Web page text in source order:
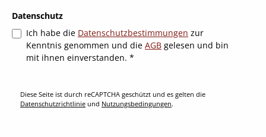
Datenschutz
Ich habe die Datenschutzbestimmungen zur
Kenntnis genommen und die AGB gelesen und bin
mit ihnen einverstanden. *
Diese Seite ist durch reCAPTCHA geschützt und es gelten die
Datenschutzrichtlinie und Nutzungsbedingungen.